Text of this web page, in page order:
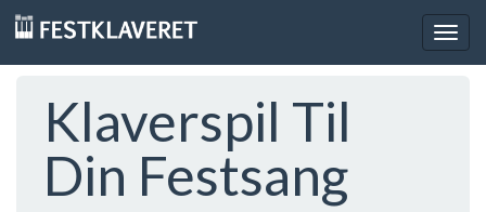
Klaverspil Til
Din Festsang